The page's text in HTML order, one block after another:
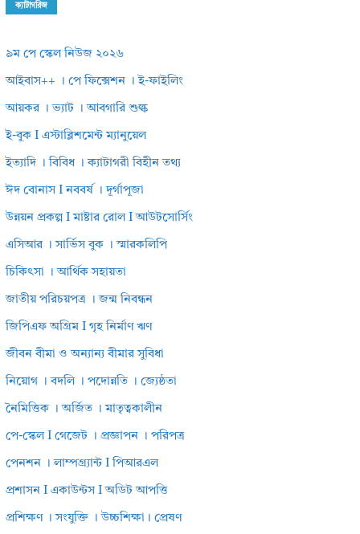
ক্যাটাগরিজ
৯ম পে স্কেল নিউজ ২০২৬
আইবাস++ । পে ফিক্সেশন । ই-ফাইলিং
আয়কর । ভ্যাট । আবগারি শুল্ক
ই-বুক I এস্টাব্লিশমেন্ট ম্যানুয়েল
ইত্যাদি । বিবিধ । ক্যাটাগরী বিহীন তথ্য
ঈদ বোনাস I নববর্ষ । দূর্গাপূজা
উন্নয়ন প্রকল্প I মাষ্টার রোল I আউটসোর্সিং
এসিআর । সার্ভিস বুক । স্মারকলিপি
চিকিৎসা । আর্থিক সহায়তা
জাতীয় পরিচয়পত্র । জন্ম নিবন্ধন
জিপিএফ অগ্রিম I গৃহ নির্মাণ ঋণ
জীবন বীমা ও অন্যান্য বীমার সুবিধা
নিয়োগ । বদলি । পদোন্নতি । জ্যেষ্ঠতা
নৈমিত্তিক । অর্জিত । মাতৃত্বকালীন
পে-স্কেল I গেজেট । প্রজ্ঞাপন । পরিপত্র
পেনশন । লাম্পগ্র্যান্ট I পিআরএল
প্রশাসন I একাউন্টস I অডিট আপত্তি
প্রশিক্ষণ । সংযুক্তি । উচ্চশিক্ষা। প্রেষণ